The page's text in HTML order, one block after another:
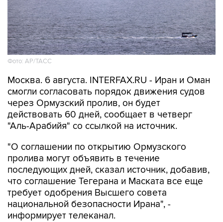
Фото: AP/ТАСС
Москва. 6 августа. INTERFAX.RU - Иран и Оман
смогли согласовать порядок движения судов
через Ормузский пролив, он будет
действовать 60 дней, сообщает в четверг
"Аль-Арабийя" со ссылкой на источник.
"О соглашении по открытию Ормузского
пролива могут объявить в течение
последующих дней, сказал источник, добавив,
что соглашение Тегерана и Маската все еще
требует одобрения Высшего совета
национальной безопасности Ирана", -
информирует телеканал.